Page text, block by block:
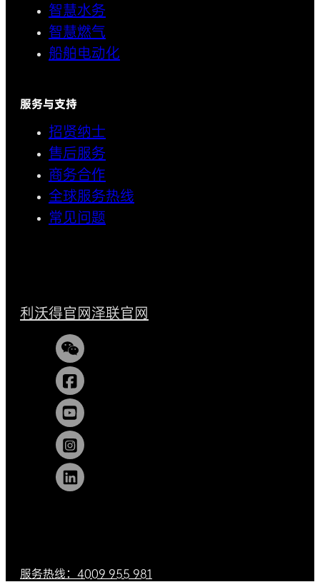
智慧水务
智慧燃气
船舶电动化
服务与支持
招贤纳士
售后服务
商务合作
全球服务热线
常见问题
利沃得官网泽联官网
服务热线：4009 955 981